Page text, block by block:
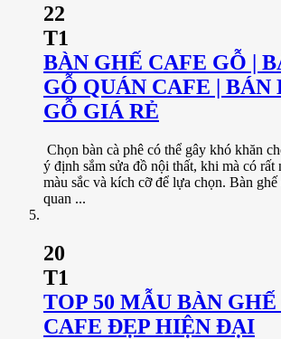
22
T1
BÀN GHẾ CAFE GỖ |
GỖ QUÁN CAFE | BÁN
GỖ GIÁ RẺ
Chọn bàn cà phê có thể gây khó khăn
ý định sắm sửa đồ nội thất, khi mà có rất
màu sắc và kích cỡ để lựa chọn. Bàn ghế
quan ...
20
T1
TOP 50 MẪU BÀN
CAFE ĐẸP HIỆN ĐẠI